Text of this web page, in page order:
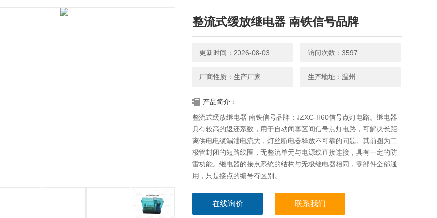
整流式缓放继电器 南铁信号品牌
更新时间：2026-08-03 访问次数：3597
厂商性质：生产厂家 生产地址：温州
产品简介：
整流式缓放继电器 南铁信号品牌：JZXC-H60信号点灯电路。继电器
具有较高的返还系数，用于自动闭塞区间信号点灯电路，可解决长距
离供电电缆漏泄电流大，灯丝断电器释放不可靠的问题。其前圈为二
极管封闭的短路线圈，无整流单元与电源线直接连接，具有一定的防
雷功能。继电器的接点系统的结构与无极继电器相同，零部件全部通
用，只是接点的编号有区别。
在线询价 联系我们